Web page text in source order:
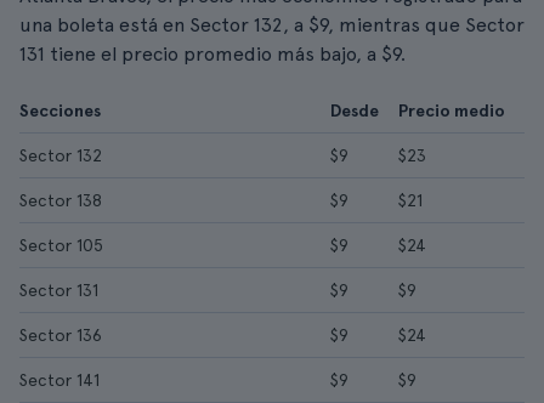
una boleta está en Sector 132, a $9, mientras que Sector
131 tiene el precio promedio más bajo, a $9.
Secciones Desde Precio medio
Sector 132 $9 $23
Sector 138 $9 $21
Sector 105 $9 $24
Sector 131 $9 $9
Sector 136 $9 $24
Sector 141 $9 $9